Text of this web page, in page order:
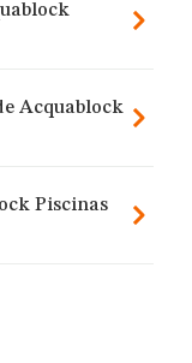
Acquablock
Piscinas